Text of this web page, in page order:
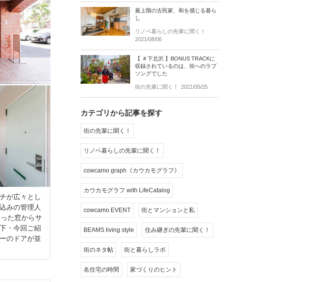
が広々とし
みの管理人
た窓からサ
・今回ご紹
のドアが並
最上階の古民家、和を感じる暮ら
し
リノベ暮らしの先輩に聞く！
2021/08/06
【 ＃下北沢 】BONUS TRACKに
収録されているのは、街へのラブ
ソングでした
街の先輩に聞く！ 2021/05/25
カテゴリから記事を探す
街の先輩に聞く！
リノベ暮らしの先輩に聞く！
cowcamo graph《カウカモグラフ》
カウカモグラフ with LifeCatalog
cowcamo EVENT 街とマンションと私
BEAMS living style 住み継ぎの先輩に聞く！
街のネタ帖 街と暮らしラボ
名住宅の時間 家づくりのヒント